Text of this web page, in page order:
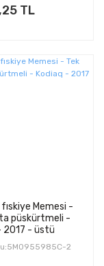
TL
Memesi -
püskürtmeli -
2017 - üstü
2